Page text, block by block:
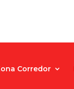
Corredor